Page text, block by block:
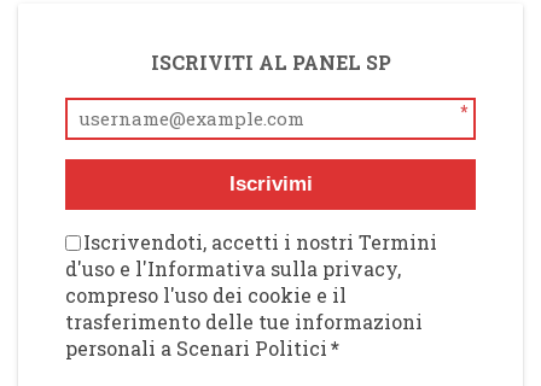
ISCRIVITI AL PANEL SP
*
Iscrivimi
Iscrivendoti, accetti i nostri Termini
d'uso e l'Informativa sulla privacy,
compreso l'uso dei cookie e il
trasferimento delle tue informazioni
personali a Scenari Politici*